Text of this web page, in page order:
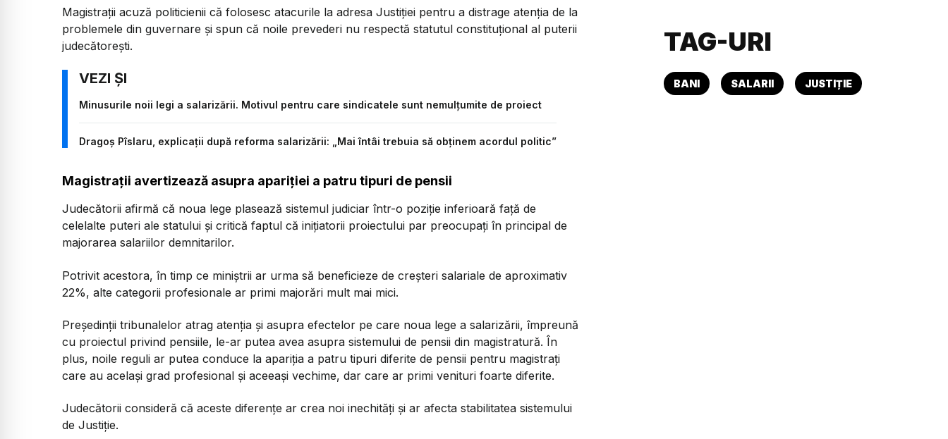
Magistrații acuză politicienii că folosesc atacurile la adresa Justiției pentru a distrage atenția de la
problemele din guvernare și spun că noile prevederi nu respectă statutul constituțional al puterii
judecătorești.
Minusurile noii legi a salarizării. Motivul pentru care sindicatele sunt nemulțumite de proiect
Dragoș Pîslaru, explicații după reforma salarizării: „Mai întâi trebuia să obținem acordul politic”
Magistrații avertizează asupra apariției a patru tipuri de pensii
Judecătorii afirmă că noua lege plasează sistemul judiciar într-o poziție inferioară față de
celelalte puteri ale statului și critică faptul că inițiatorii proiectului par preocupați în principal de
majorarea salariilor demnitarilor.
Potrivit acestora, în timp ce miniștrii ar urma să beneficieze de creșteri salariale de aproximativ
22%, alte categorii profesionale ar primi majorări mult mai mici.
Președinții tribunalelor atrag atenția și asupra efectelor pe care noua lege a salarizării, împreună
cu proiectul privind pensiile, le-ar putea avea asupra sistemului de pensii din magistratură. În
plus, noile reguli ar putea conduce la apariția a patru tipuri diferite de pensii pentru magistrați
care au același grad profesional și aceeași vechime, dar care ar primi venituri foarte diferite.
Judecătorii consideră că aceste diferențe ar crea noi inechități și ar afecta stabilitatea sistemului
de Justiție.
TAG-URI
BANI SALARII JUSTIȚIE